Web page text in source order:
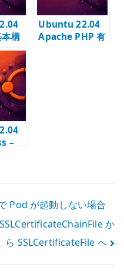
構
と
Ubuntu 22.04
Apache PHP 有
–
Pod が起動しない場合
か
ら SSLCertificateFile へ